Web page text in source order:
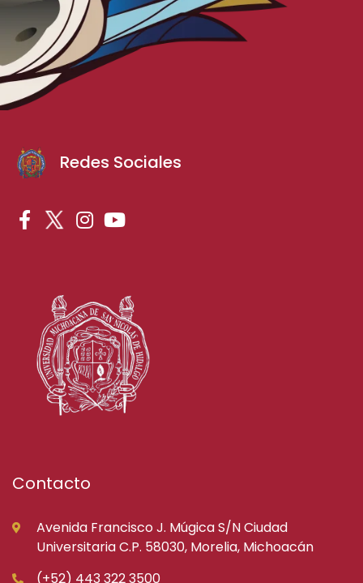
Redes Sociales
Contacto
Avenida Francisco J. Múgica S/N Ciudad
Universitaria C.P. 58030, Morelia, Michoacán
(+52) 443 322 3500